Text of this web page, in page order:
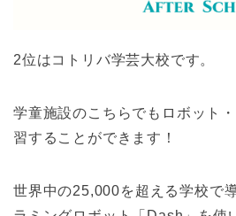
2位はコトリバ学芸大校です。
学童施設のこちらでもロボット
習することができます！
世界中の25,000を超える学校で